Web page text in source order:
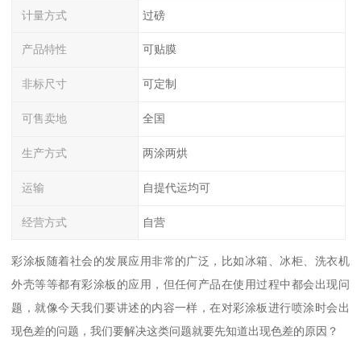
计量方式 过磅
产品特性 可贴膜
非标尺寸 可定制
可售卖地 全国
生产方式 两涂两烘
运输 自提代运均可
经营方式 自营
彩涂板随着社会的发展应用非常的广泛，比如冰箱、冰柜、洗衣机
外壳等等都有彩涂板的应用，但任何产品在使用过程中都会出现问
题，就像今天我们要讲述的内容一样，在对彩涂板进行喷涂时会出
现色差的问题，我们要解决这类问题就要先知道出现色差的原因？